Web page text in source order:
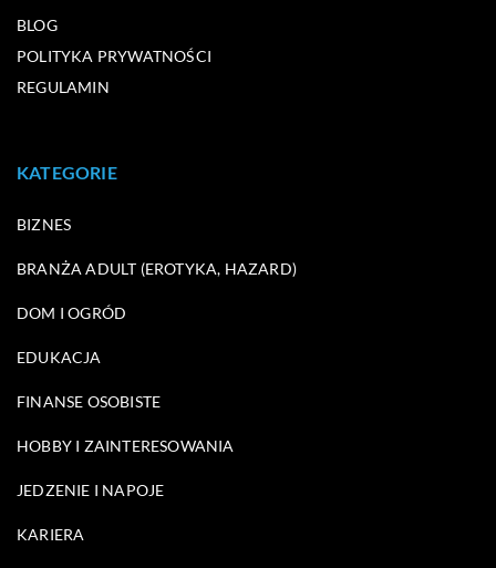
BLOG
POLITYKA PRYWATNOŚCI
REGULAMIN
KATEGORIE
BIZNES
BRANŻA ADULT (EROTYKA, HAZARD)
DOM I OGRÓD
EDUKACJA
FINANSE OSOBISTE
HOBBY I ZAINTERESOWANIA
JEDZENIE I NAPOJE
KARIERA